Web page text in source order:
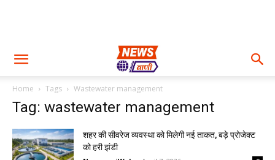
Home Tags Wastewater management
Tag: wastewater management
शहर की सीवरेज व्यवस्था को मिलेगी नई ताकत, बड़े प्रोजेक्ट
को हरी झंडी